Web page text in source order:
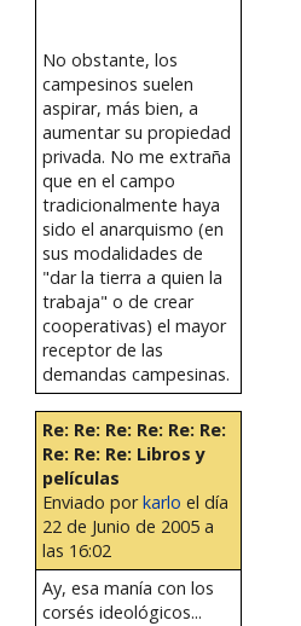
No obstante, los
campesinos suelen
aspirar, más bien, a
aumentar su propiedad
privada. No me extraña
que en el campo
tradicionalmente haya
sido el anarquismo (en
sus modalidades de
"dar la tierra a quien la
trabaja" o de crear
cooperativas) el mayor
receptor de las
demandas campesinas.
Re: Re: Re: Re: Re: Re:
Re: Re: Re: Libros y
películas
Enviado porkarlo el día
22 de Junio de 2005 a
las 16:02
Ay, esa manía con los
corsés ideológicos...